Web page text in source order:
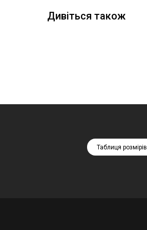
Дивіться також
Таблиця розмірів